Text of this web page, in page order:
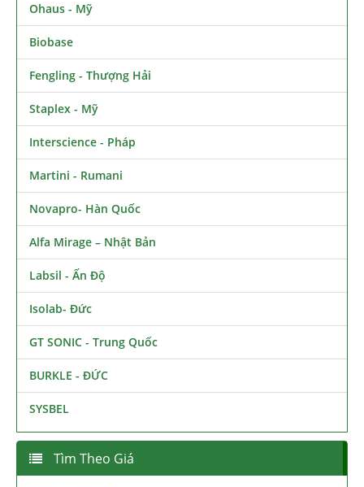
Ohaus - Mỹ
Biobase
Fengling - Thượng Hải
Staplex - Mỹ
Interscience - Pháp
Martini - Rumani
Novapro- Hàn Quốc
Alfa Mirage – Nhật Bản
Labsil - Ấn Độ
Isolab- Đức
GT SONIC - Trung Quốc
BURKLE - ĐỨC
SYSBEL
Tìm Theo Giá